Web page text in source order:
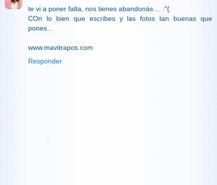
te vi a poner falta, nos tienes abandonás.... :"(
COn lo bien que escribes y las fotos tan buenas que
pones...
www.mavitrapos.com
Responder